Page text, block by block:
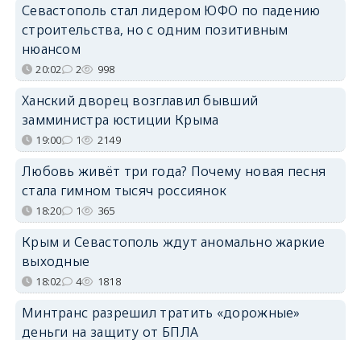
Севастополь стал лидером ЮФО по падению
строительства, но с одним позитивным
нюансом
20:02 2 998
Ханский дворец возглавил бывший
замминистра юстиции Крыма
19:00 1 2149
Любовь живёт три года? Почему новая песня
стала гимном тысяч россиянок
18:20 1 365
Крым и Севастополь ждут аномально жаркие
выходные
18:02 4 1818
Минтранс разрешил тратить «дорожные»
деньги на защиту от БПЛА